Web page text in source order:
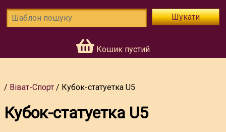
Шукати
Кошик пустий
Віват-Спорт Кубок-статуетка U5
Кубок-статуетка U5